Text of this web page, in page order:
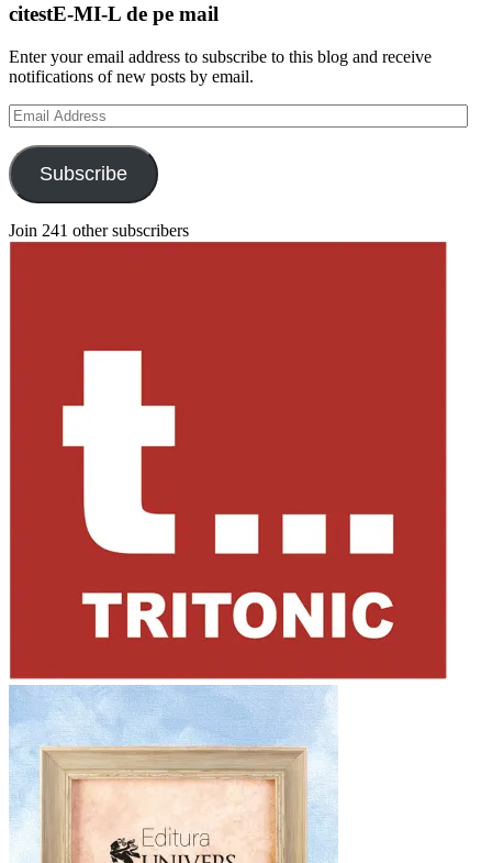
citestE-MI-L de pe mail
Enter your email address to subscribe to this blog and receive
notifications of new posts by email.
Email
Address
Subscribe
Join 241 other subscribers